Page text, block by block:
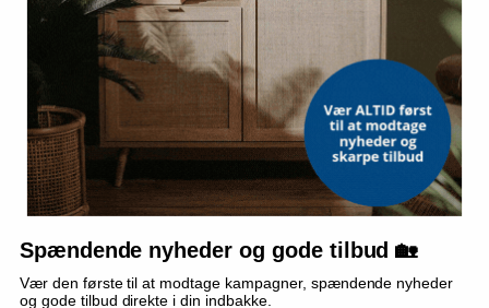
Frugt- og vinpresser 6 l -
Sæt med frugtpresser og
kværn
(1)
Spændende nyheder og gode tilbud 🏡
Vær den første til at modtage kampagner, spændende nyheder
og gode tilbud direkte i din indbakke.